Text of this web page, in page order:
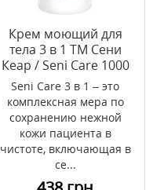
Крем моющий для
тела 3 в 1 ТМ Сени
Кеар / Seni Care 1000
мл
Seni Care 3 в 1 – это
комплексная мера по
сохранению нежной
кожи пациента в
чистоте, включающая в
се...